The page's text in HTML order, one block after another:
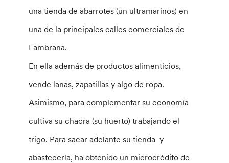
una tienda de abarrotes (un ultramarinos) en
una de la principales calles comerciales de
Lambrana.
En ella además de productos alimenticios,
vende lanas, zapatillas y algo de ropa.
Asimismo, para complementar su economía
cultiva su chacra (su huerto) trabajando el
trigo. Para sacar adelante su tienda y
abastecerla, ha obtenido un microcrédito de